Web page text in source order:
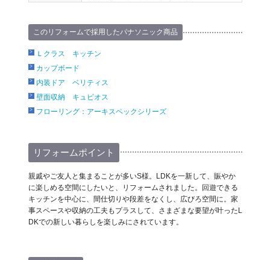
このリフォームで採用したパナソニック商品
Ｌクラス キッチン
カップボード
内装ドア ベリティス
壁面収納 キュビオス
フローリング：アーキスペックシリーズ
リフォームポイント
親戚やご友人と集まることが多いS様。LDKを一新して、賑やか
に楽しめる空間にしたいと、リフォームされました。回遊できる
キッチンを中心に、間仕切りや段差をなくし、広びろ空間に。家
事スペースや収納の工夫もプラスして、さまざまな要望が叶ったL
DKでの新しい暮らしを楽しみにされています。